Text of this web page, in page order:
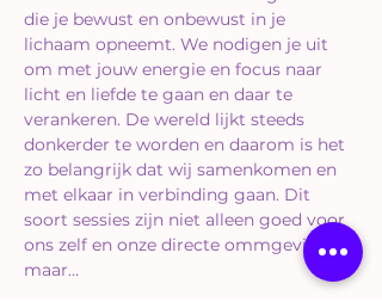
die je bewust en onbewust in je
lichaam opneemt. We nodigen je uit
om met jouw energie en focus naar
licht en liefde te gaan en daar te
verankeren. De wereld lijkt steeds
donkerder te worden en daarom is het
zo belangrijk dat wij samenkomen en
met elkaar in verbinding gaan. Dit
soort sessies zijn niet alleen goed voor
ons zelf en onze directe ommgeving,
maar…